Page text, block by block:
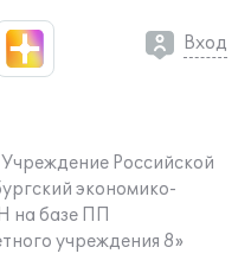
Вход
Российской
экономико-
на базе ПП
учреждения 8»